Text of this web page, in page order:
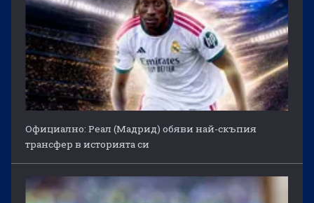
Официално: Реал (Мадрид) обяви най-скъпия
трансфер в историята си